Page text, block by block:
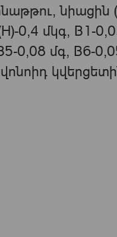
նիացին
0,4 մկգ, B1-
0,08 մգ, B6-